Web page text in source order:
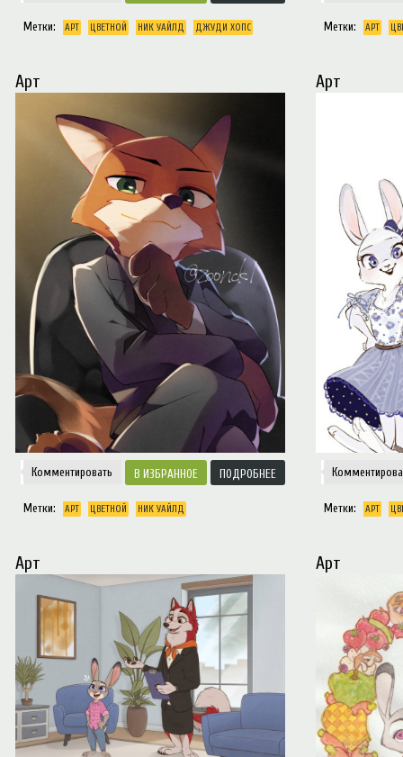
Метки: АРТ ЦВЕТНОЙ НИК УАЙЛД ДЖУДИ ХОПС Метки: АРТ
Арт
Комментировать ИЗБРАННОЕ ПОДРОБНЕЕ
Метки: АРТ ЦВЕТНОЙ НИК УАЙЛД
Арт
Метки: АРТ
Арт Арт